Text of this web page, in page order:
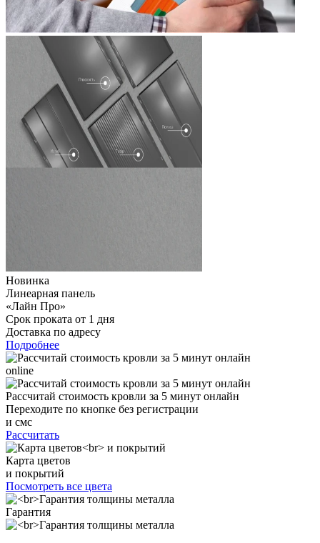
Новинка
Линеарная панель
«Лайн Про»
Срок проката от 1 дня
Доставка по адресу
Подробнее
online
Рассчитай стоимость кровли за 5 минут онлайн
Переходите по кнопке без регистрации
и смс
Рассчитать
Карта цветов
и покрытий
Посмотреть все цвета
Гарантия